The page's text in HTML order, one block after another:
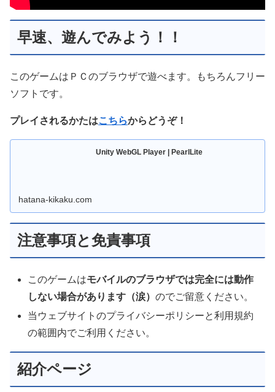
早速、遊んでみよう！！
このゲームはＰＣのブラウザで遊べます。もちろんフリー
ソフトです。
プレイされるかたはこちらからどうぞ！
Unity WebGL Player | PearlLite
hatana-kikaku.com
注意事項と免責事項
このゲームはモバイルのブラウザでは完全には動作
しない場合があります（涙）のでご留意ください。
当ウェブサイトのプライバシーポリシーと利用規約
の範囲内でご利用ください。
紹介ページ